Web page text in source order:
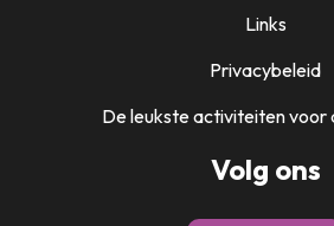
Links
Privacybeleid
De leukste activiteiten voor
Volg ons